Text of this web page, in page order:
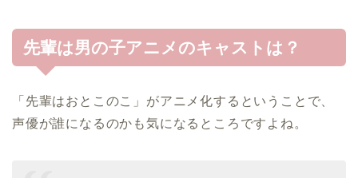
先輩は男の子アニメのキャストは？
「先輩はおとこのこ」がアニメ化するということで、
声優が誰になるのかも気になるところですよね。